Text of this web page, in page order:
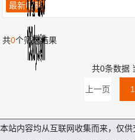
最新电影
共0个筛选结果
共0条数据
上一页 1
本站内容均从互联网收集而来，仅